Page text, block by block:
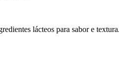
lácteos para sabor e textura.